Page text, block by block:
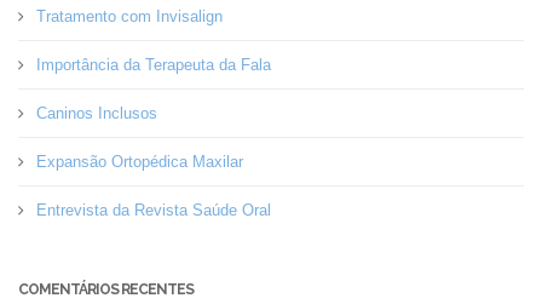
Tratamento com Invisalign
Importância da Terapeuta da Fala
Caninos Inclusos
Expansão Ortopédica Maxilar
Entrevista da Revista Saúde Oral
COMENTÁRIOS RECENTES